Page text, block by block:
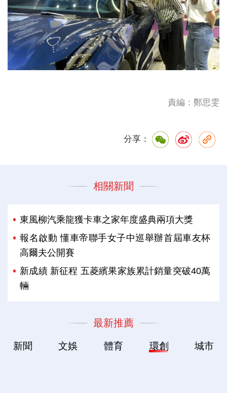
責編：鄭思雯
分享：
相關新聞
東風柳汽乘龍獲卡車之家年度盛典兩項大獎
報名啟動 懂車帝聯手女子中巡舉辦首屆車友杯
高爾夫公開賽
新成績 新征程 五菱繽果家族累計銷量突破40萬
輛
最新推薦
新聞 文娛 體育 環創 城市